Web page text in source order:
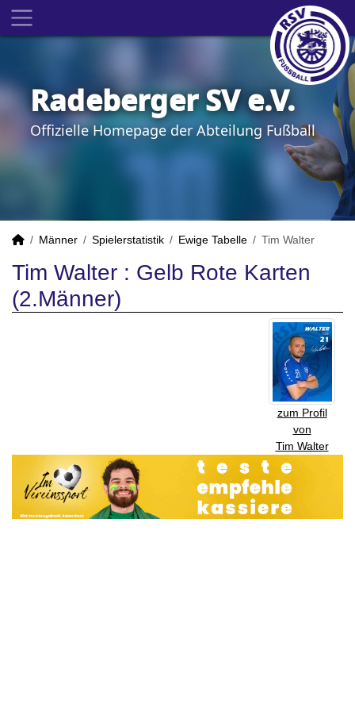
Radeberger SV e.V.
Offizielle Homepage der Abteilung Fußball
Männer Spielerstatistik Ewige Tabelle Tim Walter
Tim Walter : Gelb Rote Karten
(2.Männer)
zum Profil
von
Tim Walter